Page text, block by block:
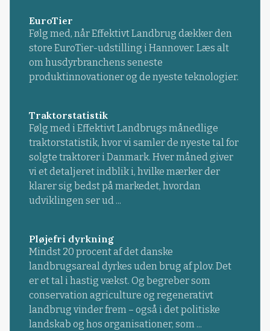
EuroTier
Følg med, når Effektivt Landbrug dækker den
store EuroTier-udstilling i Hannover. Læs alt
om husdyrbranchens seneste
produktinnovationer og de nyeste teknologier.
Traktorstatistik
Følg med i Effektivt Landbrugs månedlige
traktorstatistik, hvor vi samler de nyeste tal for
solgte traktorer i Danmark. Hver måned giver
vi et detaljeret indblik i, hvilke mærker der
klarer sig bedst på markedet, hvordan
udviklingen ser ud ...
Pløjefri dyrkning
Mindst 20 procent af det danske
landbrugsareal dyrkes uden brug af plov. Det
er et tal i hastig vækst. Og begreber som
conservation agriculture og regenerativt
landbrug vinder frem – også i det politiske
landskab og hos organisationer, som ...